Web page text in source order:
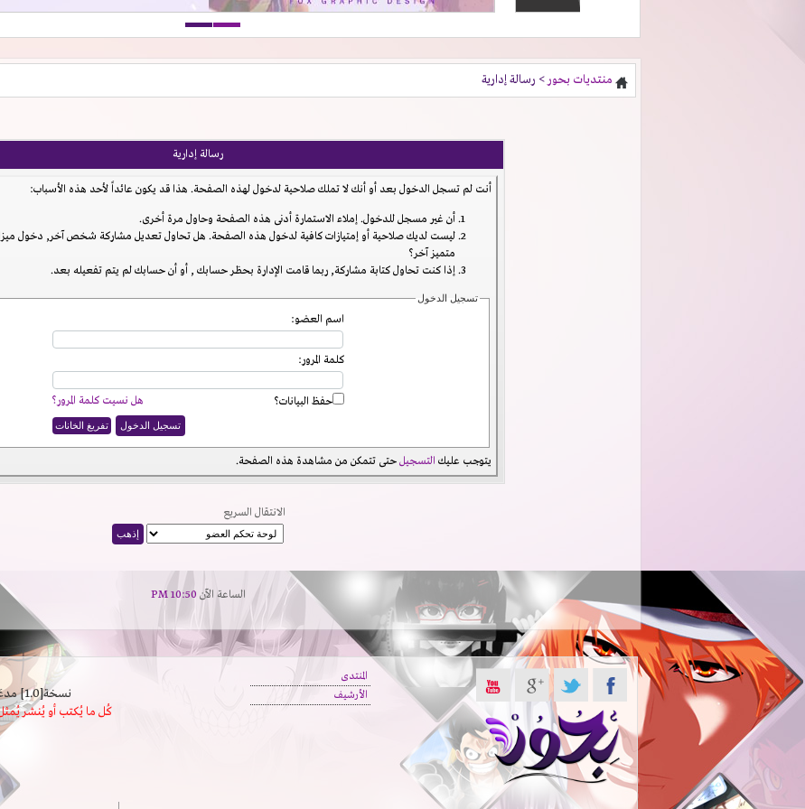
منتديات بحور > رسالة إدارية
رسالة إدارية
أنت لم تسجل الدخول بعد أو أنك لا تملك صلاحية لدخول لهذه الصفحة. هذا قد يكون عائداً لأحد هذه الأسباب:
أن غير مسجل للدخول. إملاء الاستمارة أدنى هذه الصفحة وحاول مرة أخرى.
ليست لديك صلاحية أو إمتيازات كافية لدخول هذه الصفحة. هل تحاول تعديل مشاركة شخص آخر, دخول
متميز آخر؟
إذا كنت تحاول كتابة مشاركة, ربما قامت الإدارة بحظر حسابك , أو أن حسابك لم يتم تفعيله بعد.
تسجيل الدخول
اسم العضو:
كلمة المرور:
هل نسيت كلمة المرور؟ حفظ البيانات؟
يتوجب عليك التسجيلحتى تتمكن من مشاهدة هذه الصفحة.
الانتقال السريع
الساعة الآن 10:50 PM
المنتدى
الأرشيف
نسخة[1.0] مدعَم بالسرعة | يدعم كافة المتصفحات
كُل ما يُكتب أو يُنشر